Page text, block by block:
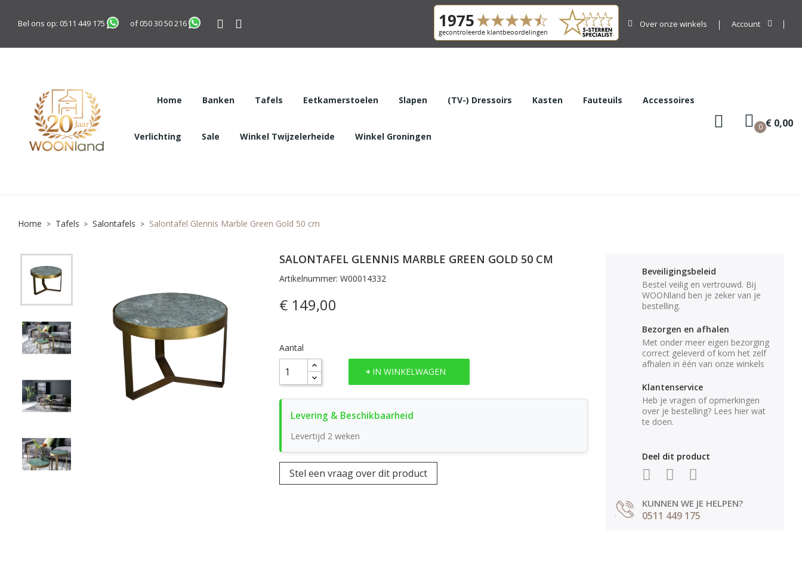
Bel ons op: 0511 449 175 of050 30 50 216 Over onze winkels Account
Home Banken Tafels Eetkamerstoelen Slapen (TV-) Dressoirs Kasten Fauteuils Accessoires
Verlichting Sale Winkel Twijzelerheide Winkel Groningen
0 € 0,00
Home Tafels Salontafels Salontafel Glennis Marble Green Gold 50 cm
SALONTAFEL GLENNIS MARBLE GREEN GOLD 50 CM
Artikelnummer: W00014332
€ 149,00
Aantal
IN WINKELWAGEN
Levertijd 2 weken
Stel een vraag over dit product
Beveiligingsbeleid
Bestel veilig en vertrouwd. Bij
WOONland ben je zeker van je
bestelling.
Bezorgen en afhalen
Met onder meer eigen bezorging
correct geleverd of kom het zelf
afhalen in één van onze winkels
Klantenservice
Heb je vragen of opmerkingen
over je bestelling? Lees hier wat
te doen.
Deel dit product
KUNNEN WE JE HELPEN?
0511 449 175